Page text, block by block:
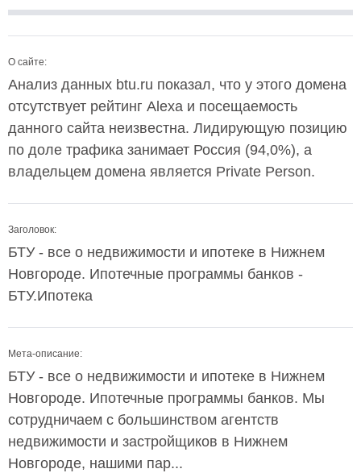
О сайте:
Анализ данных btu.ru показал, что у этого домена
отсутствует рейтинг Alexa и посещаемость
данного сайта неизвестна. Лидирующую позицию
по доле трафика занимает Россия (94,0%), а
владельцем домена является Private Person.
Заголовок:
БТУ - все о недвижимости и ипотеке в Нижнем
Новгороде. Ипотечные программы банков -
БТУ.Ипотека
Мета-описание:
БТУ - все о недвижимости и ипотеке в Нижнем
Новгороде. Ипотечные программы банков. Мы
сотрудничаем с большинством агентств
недвижимости и застройщиков в Нижнем
Новгороде, нашими пар...